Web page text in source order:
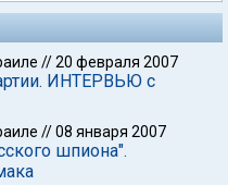
//20 февраля 2007
ИНТЕРВЬЮ с
//08 января 2007
шпиона".